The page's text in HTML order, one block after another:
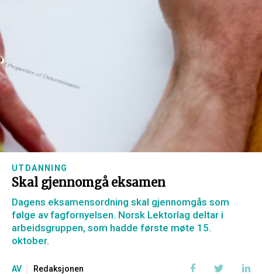
UTDANNING
Skal gjennomgå eksamen
Dagens eksamensordning skal gjennomgås som
følge av fagfornyelsen. Norsk Lektorlag deltar i
arbeidsgruppen, som hadde første møte 15.
oktober.
AV Redaksjonen